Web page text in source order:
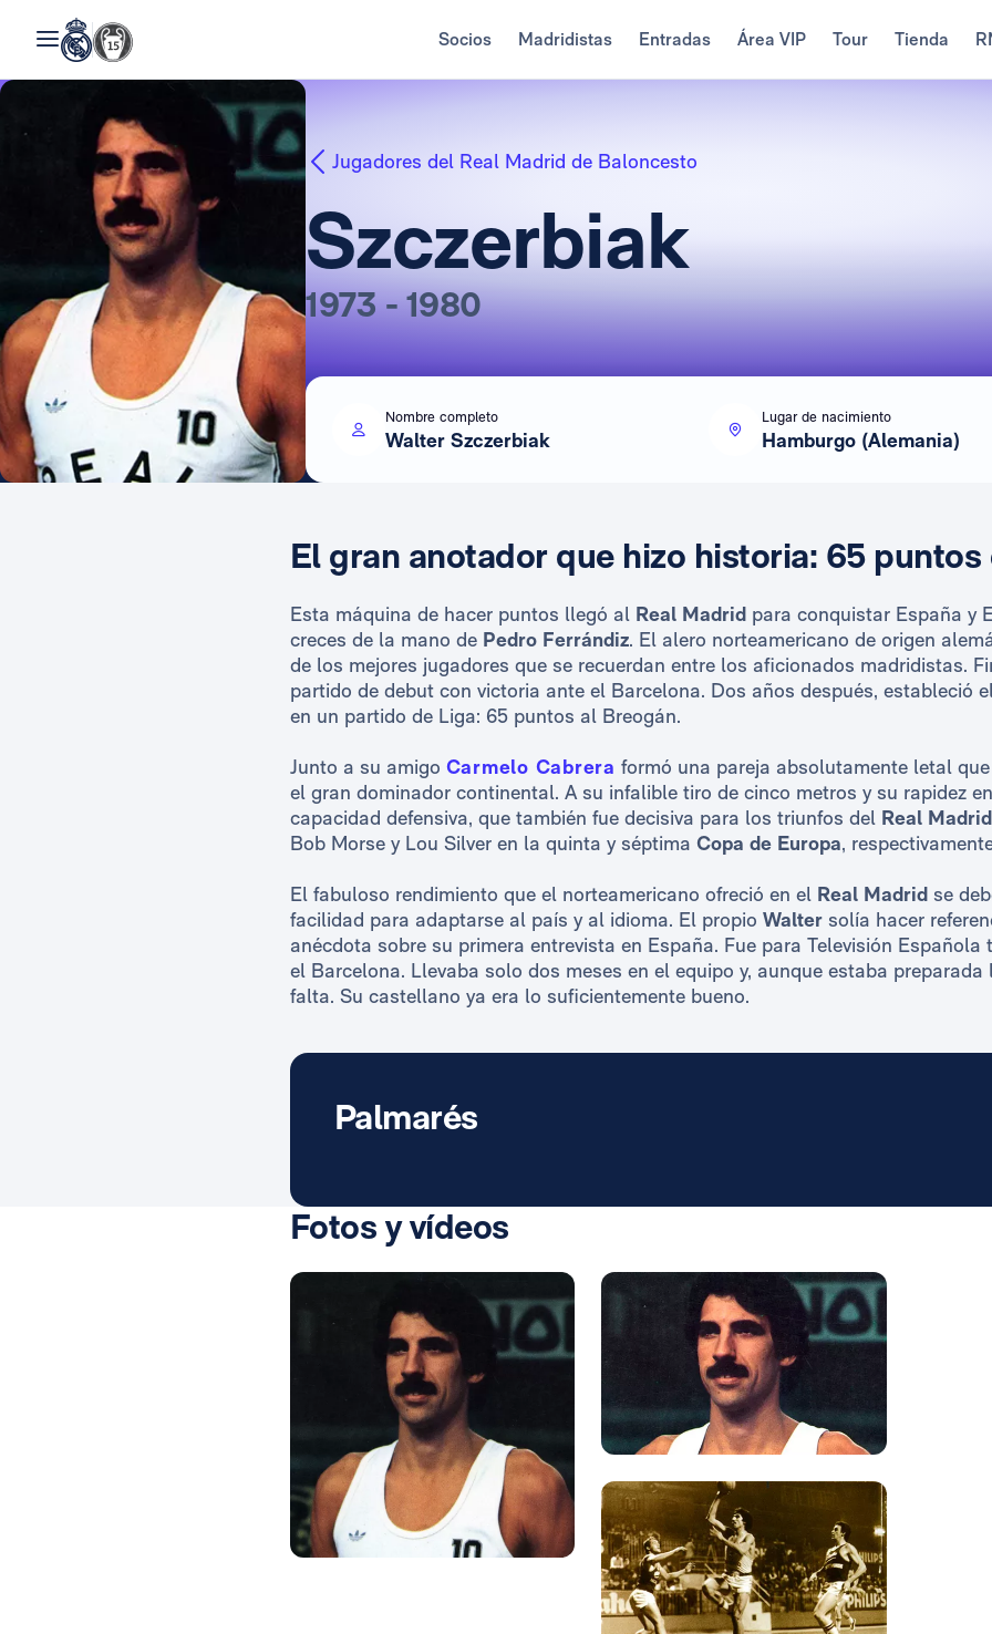
Socios Madridistas Entradas Área VIP Tour Tienda
Jugadores del Real Madrid de Baloncesto
Szczerbiak
1973 - 1980
Nombre completo
Walter Szczerbiak
Lugar de nacimiento
Hamburgo (Alemania)
El gran anotador que hizo historia: 65
Esta máquina de hacer puntos llegó al Real Madridpara conquistar España y
creces de la mano de Pedro Ferrándiz. El alero norteamericano de origen
de los mejores jugadores que se recuerdan entre los aficionados madridistas.
partido de debut con victoria ante el Barcelona. Dos años después, estableció
en un partido de Liga: 65 puntos al Breogán.
Junto a su amigo Carmelo Cabrera formó una pareja absolutamente letal
el gran dominador continental. A su infalible tiro de cinco metros y su rapidez
capacidad defensiva, que también fue decisiva para los triunfos del Real Madrid
Bob Morse y Lou Silver en la quinta y séptima Copa de Europa,
El fabuloso rendimiento que el norteamericano ofreció en el Real Madridse
facilidad para adaptarse al país y al idioma. El propio Waltersolía hacer
anécdota sobre su primera entrevista en España. Fue para Televisión
el Barcelona. Llevaba solo dos meses en el equipo y, aunque estaba
falta. Su castellano ya era lo suficientemente bueno.
Palmarés
Fotos y vídeos